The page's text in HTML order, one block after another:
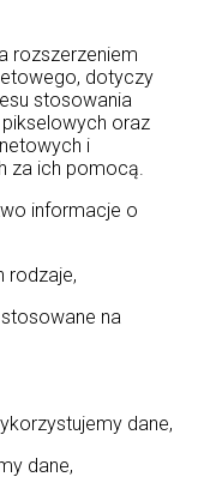
rozszerzeniem
dotyczy
stosowania
oraz
i
za ich pomocą.
informacje o
rodzaje,
na
dane,
dane,